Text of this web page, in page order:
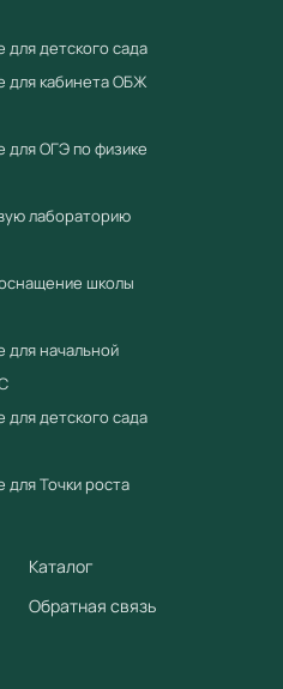
детского сада
для кабинета ОБЖ
для ОГЭ по физике
лабораторию
школы
для начальной
детского сада
Точки роста
Каталог
Обратная связь